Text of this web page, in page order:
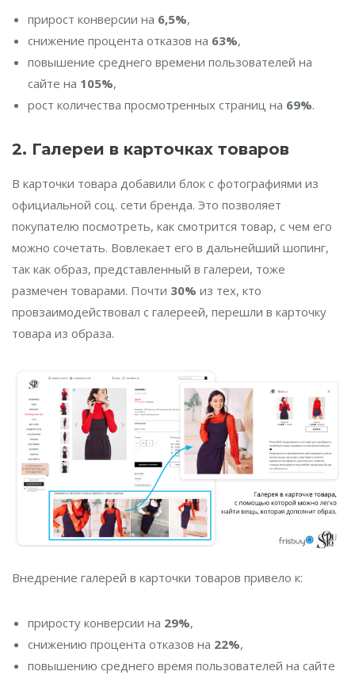
прирост конверсии на 6,5%,
снижение процента отказов на 63%,
повышение среднего времени пользователей на
сайте на 105%,
рост количества просмотренных страниц на 69%.
2. Галереи в карточках товаров
В карточки товара добавили блок с фотографиями из
официальной соц. сети бренда. Это позволяет
покупателю посмотреть, как смотрится товар, с чем его
можно сочетать. Вовлекает его в дальнейший шопинг,
так как образ, представленный в галереи, тоже
размечен товарами. Почти 30% из тех, кто
провзаимодействовал с галереей, перешли в карточку
товара из образа.
Внедрение галерей в карточки товаров привело к:
приросту конверсии на 29%,
снижению процента отказов на 22%,
повышению среднего время пользователей на сайте